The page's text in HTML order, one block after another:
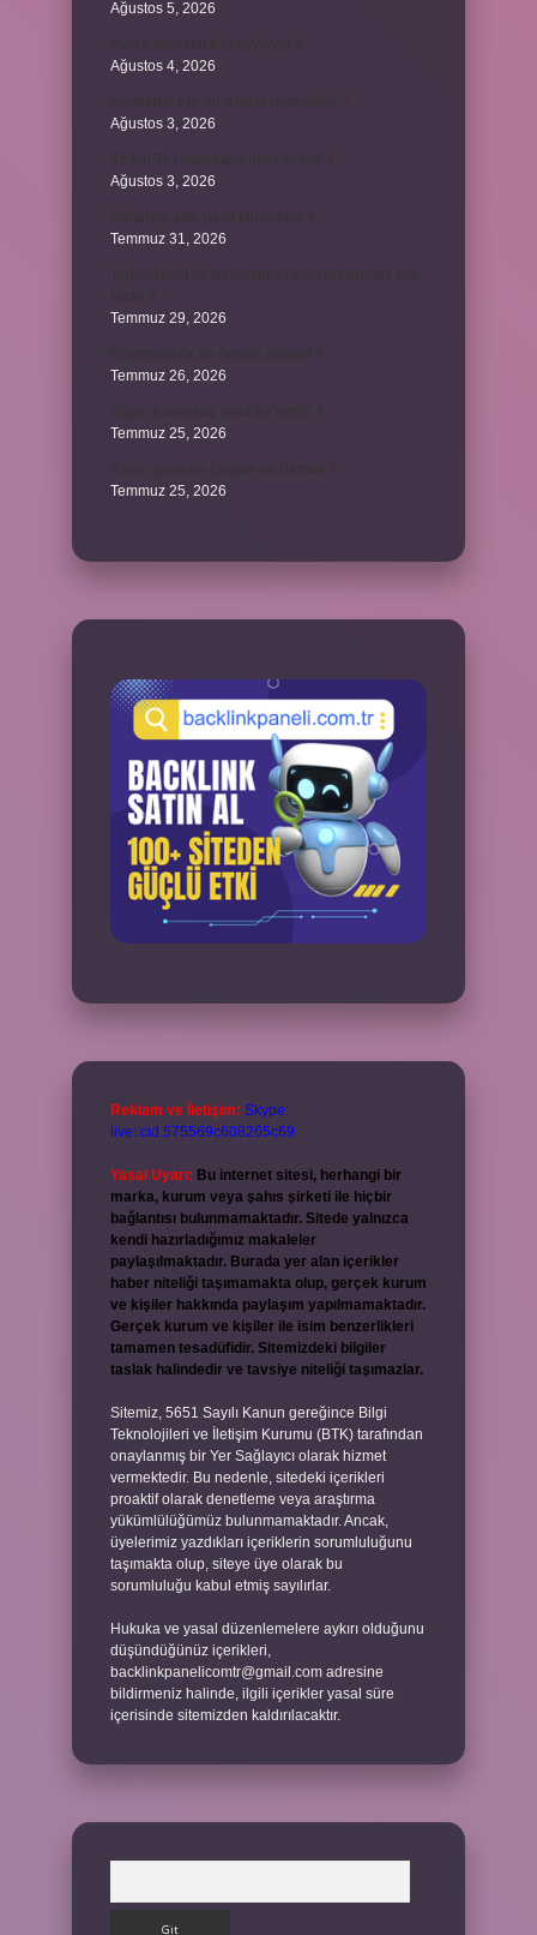
Ağustos 5, 2026
Ağustos 4, 2026
Ağustos 3, 2026
Ağustos 3, 2026
Temmuz 31, 2026
Temmuz 29, 2026
Temmuz 26, 2026
Temmuz 25, 2026
Temmuz 25, 2026
Reklam ve İletişim: Skype:
live:.cid.575569c608265c69
Yasal Uyarı: Bu internet sitesi, herhangi bir
marka, kurum veya şahıs şirketi ile hiçbir
bağlantısı bulunmamaktadır. Sitede yalnızca
kendi hazırladığımız makaleler
paylaşılmaktadır. Burada yer alan içerikler
haber niteliği taşımamakta olup, gerçek kurum
ve kişiler hakkında paylaşım yapılmamaktadır.
Gerçek kurum ve kişiler ile isim benzerlikleri
tamamen tesadüfidir. Sitemizdeki bilgiler
taslak halindedir ve tavsiye niteliği taşımazlar.
Sitemiz, 5651 Sayılı Kanun gereğince Bilgi
Teknolojileri ve İletişim Kurumu (BTK) tarafından
onaylanmış bir Yer Sağlayıcı olarak hizmet
vermektedir. Bu nedenle, sitedeki içerikleri
proaktif olarak denetleme veya araştırma
yükümlülüğümüz bulunmamaktadır. Ancak,
üyelerimiz yazdıkları içeriklerin sorumluluğunu
taşımakta olup, siteye üye olarak bu
sorumluluğu kabul etmiş sayılırlar.
Hukuka ve yasal düzenlemelere aykırı olduğunu
düşündüğünüz içerikleri,
backlinkpanelicomtr@gmail.com adresine
bildirmeniz halinde, ilgili içerikler yasal süre
içerisinde sitemizden kaldırılacaktır.